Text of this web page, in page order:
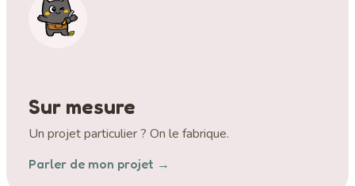
Sur mesure
Un projet particulier ? On le fabrique.
Parler de mon projet →